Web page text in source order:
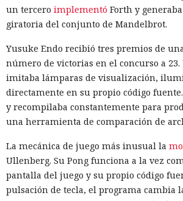
un tercero implementó Forth y
giratoria del conjunto de Mandelbrot.
Yusuke Endo recibió tres premios de
número de victorias en el concurso a 23.
imitaba lámparas de visualización,
directamente en su propio código
y recompilaba constantemente para
una herramienta de comparación de
La mecánica de juego más inusual la
Ullenberg. Su Pong funciona a la vez
pantalla del juego y su propio código
pulsación de tecla, el programa cambia